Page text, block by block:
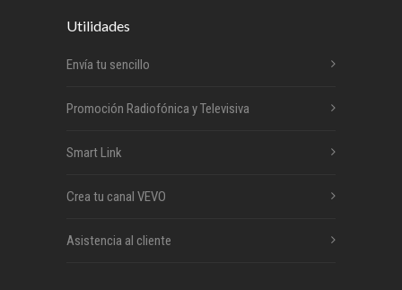
Utilidades
Envía tu sencillo
Promoción Radiofónica y Televisiva
Smart Link
Crea tu canal VEVO
Asistencia al cliente